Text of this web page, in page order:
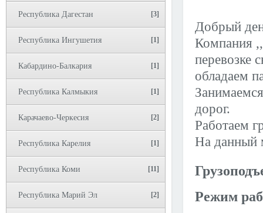
Республика Дагестан [3]
Республика Ингушетия [1]
Кабардино-Балкария [1]
Республика Калмыкия [1]
Карачаево-Черкесия [2]
Республика Карелия [1]
Республика Коми [11]
Республика Марий Эл [2]
Добрый
Компания
перевозке
обладаем
дорог.
Работаем
На данный
Режим